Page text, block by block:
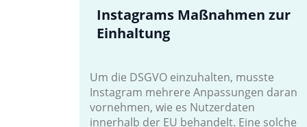
Instagrams Maßnahmen zur
Einhaltung
Um die DSGVO einzuhalten, musste
Instagram mehrere Anpassungen daran
vornehmen, wie es Nutzerdaten
innerhalb der EU behandelt. Eine solche